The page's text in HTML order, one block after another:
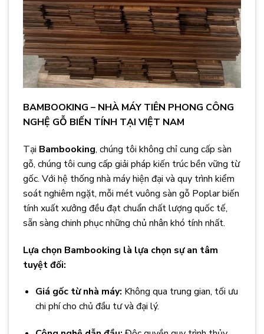
BAMBOOKING – NHÀ MÁY TIÊN PHONG CÔNG
NGHỆ GỖ BIẾN TÍNH TẠI VIỆT NAM
Tại Bambooking, chúng tôi không chỉ cung cấp sàn
gỗ, chúng tôi cung cấp giải pháp kiến trúc bền vững từ
gốc. Với hệ thống nhà máy hiện đại và quy trình kiểm
soát nghiêm ngặt, mỗi mét vuông sàn gỗ Poplar biến
tính xuất xưởng đều đạt chuẩn chất lượng quốc tế,
sẵn sàng chinh phục những chủ nhân khó tính nhất.
Lựa chọn Bambooking là lựa chọn sự an tâm
tuyệt đối:
Giá gốc từ nhà máy: Không qua trung gian, tối ưu
chi phí cho chủ đầu tư và đại lý.